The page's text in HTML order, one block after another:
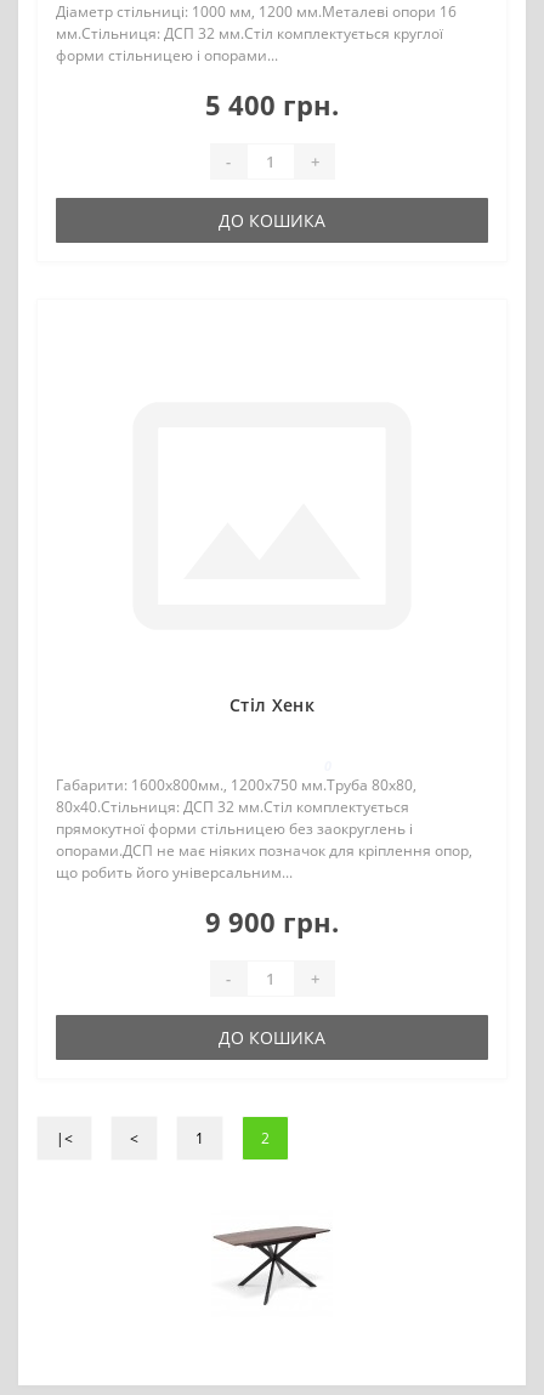
Діаметр стільниці: 1000 мм, 1200 мм.Металеві опори 16
мм.Стільниця: ДСП 32 мм.Стіл комплектується круглої
форми стільницею і опорами...
5 400 грн.
- +
ДО КОШИКА
Стіл Хенк
Габарити: 1600х800мм., 1200х750 мм.Труба 80х80,
80х40.Стільниця: ДСП 32 мм.Стіл комплектується
прямокутної форми стільницею без заокруглень і
опорами.ДСП не має ніяких позначок для кріплення опор,
що робить його універсальним...
9 900 грн.
- +
ДО КОШИКА
|< < 1 2